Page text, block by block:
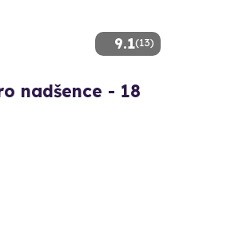
9.1(13)
nadšence - 18